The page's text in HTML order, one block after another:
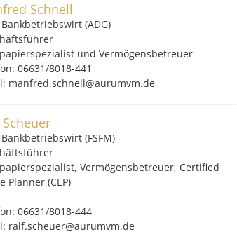
Schnell
(ADG)
und Vermögensbetreuer
06631/8018-441
manfred.schnell@aurumvm.de
Scheuer
(FSFM)
Vermögensbetreuer, Certified
Planner (CEP)
06631/8018-444
ralf.scheuer@aurumvm.de